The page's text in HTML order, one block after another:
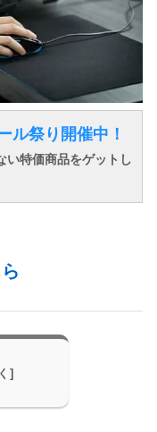
ル祭り開催中！
い特価商品をゲットし